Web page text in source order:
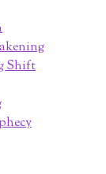
Shift